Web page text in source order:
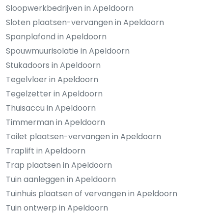
Sloopwerkbedrijven in Apeldoorn
Sloten plaatsen-vervangen in Apeldoorn
Spanplafond in Apeldoorn
Spouwmuurisolatie in Apeldoorn
Stukadoors in Apeldoorn
Tegelvloer in Apeldoorn
Tegelzetter in Apeldoorn
Thuisaccu in Apeldoorn
Timmerman in Apeldoorn
Toilet plaatsen-vervangen in Apeldoorn
Traplift in Apeldoorn
Trap plaatsen in Apeldoorn
Tuin aanleggen in Apeldoorn
Tuinhuis plaatsen of vervangen in Apeldoorn
Tuin ontwerp in Apeldoorn